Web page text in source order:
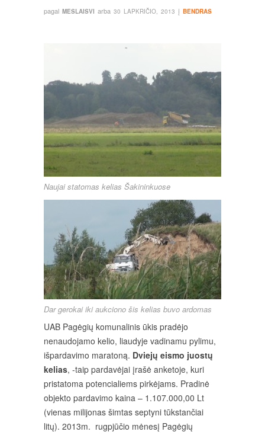
pagal MESLAISVI arba 30 LAPKRIČIO, 2013 į BENDRAS
Naujai statomas kelias Šakininkuose
Dar gerokai iki aukciono šis kelias buvo ardomas
UAB Pagėgių komunalinis ūkis pradėjo
nenaudojamo kelio, liaudyje vadinamu pylimu,
išpardavimo maratoną. Dviejų eismo juostų
kelias, -taip pardavėjai įrašė anketoje, kuri
pristatoma potencialiems pirkėjams. Pradinė
objekto pardavimo kaina – 1.107.000,00 Lt
(vienas milijonas šimtas septyni tūkstančiai
litų). 2013m. rugpjūčio mėnesį Pagėgių